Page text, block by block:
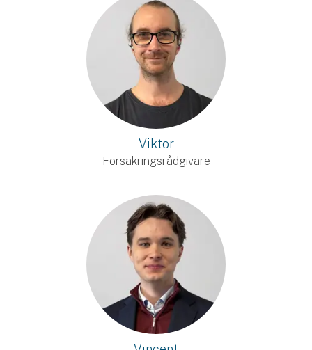
Viktor
Försäkringsrådgivare